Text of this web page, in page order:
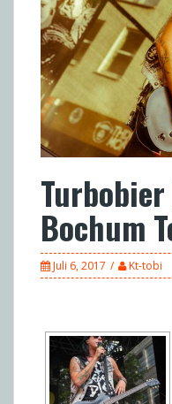
Bochum
Juli 6, 2017 Kt-tobi